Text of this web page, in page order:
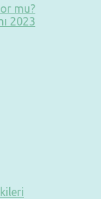
mu?
2023